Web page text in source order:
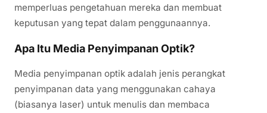
memperluas pengetahuan mereka dan membuat
keputusan yang tepat dalam penggunaannya.
Apa Itu Media Penyimpanan Optik?
Media penyimpanan optik adalah jenis perangkat
penyimpanan data yang menggunakan cahaya
(biasanya laser) untuk menulis dan membaca